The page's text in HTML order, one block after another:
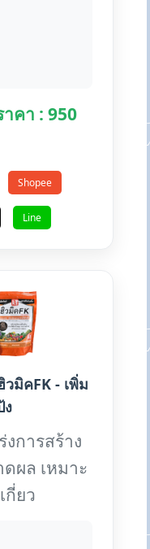
คา : 950
Shopee
Line
วมิคFK - เพิ่ม
ง
การสร้าง
ผล เหมาะ
กี่ยว